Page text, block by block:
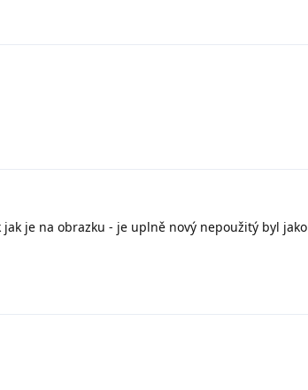
je na obrazku - je uplně nový nepoužitý byl jako